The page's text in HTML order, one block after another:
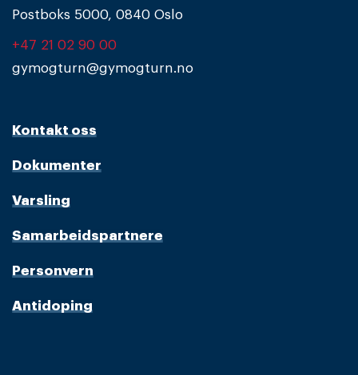
Postboks 5000, 0840 Oslo
+47 21 02 90 00
gymogturn@gymogturn.no
Kontakt oss
Dokumenter
Varsling
Samarbeidspartnere
Personvern
Antidoping